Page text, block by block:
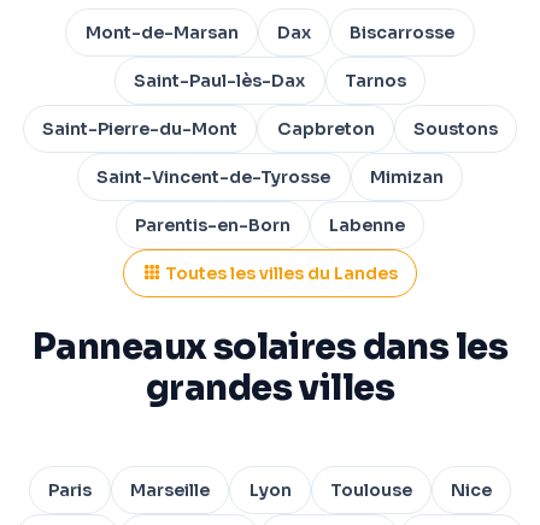
Mont-de-Marsan Dax Biscarrosse
Saint-Paul-lès-Dax Tarnos
Saint-Pierre-du-Mont Capbreton Soustons
Saint-Vincent-de-Tyrosse Mimizan
Parentis-en-Born Labenne
Toutes les villes du Landes
Panneaux solaires dans les
grandes villes
Paris Marseille Lyon Toulouse Nice